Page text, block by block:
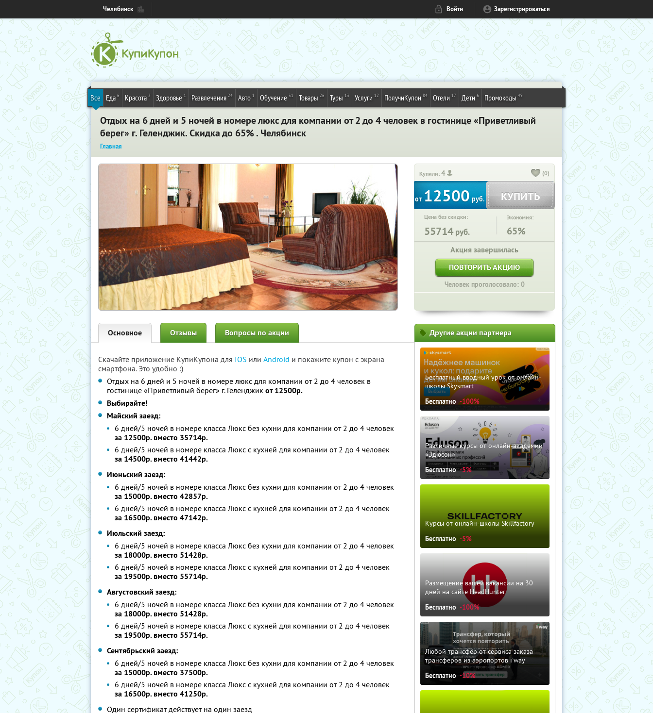
Челябинск Войти Зарегистрироваться
Все Еда 6 Красота 2 Здоровье 1 Развлечения 24 Авто 1 Обучение 31 Товары 26 Туры 13 Услуги 12 ПолучиКупон 84 Отели 17 Дети 6 Промокоды 49
Отдых на 6 дней и 5 ночей в номере люкс для компании от 2 до 4 человек в гостинице «Приветливый
берег» г. Геленджик. Скидка до 65% . Челябинск
Главная
Купили:4 (0)
от12500 руб. КУПИТЬ
Цена без скидки:
55714 руб.
Экономия:
65%
Акция завершилась
ПОВТОРИТЬ АКЦИЮ
Человек проголосовало: 0
Основное Отзывы Вопросы по акции
Скачайте приложение КупиКупона для IOS или Android и покажите купон с экрана
смартфона. Это удобно :)
Отдых на 6 дней и 5 ночей в номере люкс для компании от 2 до 4 человек в
гостинице «Приветливый берег» г. Геленджик от 12500р.
Выбирайте!
Майский заезд:
6 дней/5 ночей в номере класса Люкс без кухни для компании от 2 до 4 человек
за 12500р. вместо 35714р.
6 дней/5 ночей в номере класса Люкс с кухней для компании от 2 до 4 человек
за 14500р. вместо 41442р.
Июньский заезд:
6 дней/5 ночей в номере класса Люкс без кухни для компании от 2 до 4 человек
за 15000р. вместо 42857р.
6 дней/5 ночей в номере класса Люкс с кухней для компании от 2 до 4 человек
за 16500р. вместо 47142р.
Июльский заезд:
6 дней/5 ночей в номере класса Люкс без кухни для компании от 2 до 4 человек
за 18000р. вместо 51428р.
6 дней/5 ночей в номере класса Люкс с кухней для компании от 2 до 4 человек
за 19500р. вместо 55714р.
Августовский заезд:
6 дней/5 ночей в номере класса Люкс без кухни для компании от 2 до 4 человек
за 18000р. вместо 51428р.
6 дней/5 ночей в номере класса Люкс с кухней для компании от 2 до 4 человек
за 19500р. вместо 55714р.
Сентябрьский заезд:
6 дней/5 ночей в номере класса Люкс без кухни для компании от 2 до 4 человек
за 15000р. вместо 37500р.
6 дней/5 ночей в номере класса Люкс с кухней для компании от 2 до 4 человек
за 16500р. вместо 41250р.
Один сертификат действует на один заезд
Другие акции партнера
Бесплатный вводный урок от онлайн-
школы Skysmart
Бесплатно -100%
Различные курсы от онлайн-академии
«Эдюсон»
Бесплатно -5%
Курсы от онлайн-школы Skillfactory
Бесплатно -5%
Размещение вашей вакансии на 30
дней на сайте HeadHunter
Бесплатно -100%
Любой трансфер от сервиса заказа
трансферов из аэропортов i'way
Бесплатно -10%